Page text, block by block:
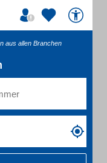
aus allen Branchen